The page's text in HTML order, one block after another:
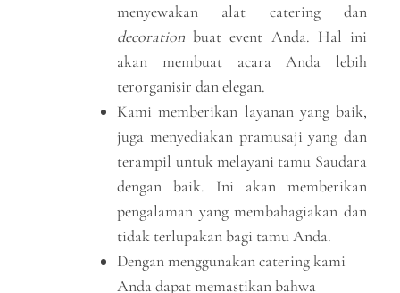
menyewakan alat catering dan
decoration buat event Anda. Hal ini
akan membuat acara Anda lebih
terorganisir dan elegan.
Kami memberikan layanan yang baik,
juga menyediakan pramusaji yang dan
terampil untuk melayani tamu Saudara
dengan baik. Ini akan memberikan
pengalaman yang membahagiakan dan
tidak terlupakan bagi tamu Anda.
Dengan menggunakan catering kami
Anda dapat memastikan bahwa